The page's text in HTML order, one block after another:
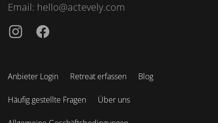
Email: hello@actevely.com
InstagrammFacebook
Anbieter Login Retreat erfassen Blog
Häufig gestellte Fragen Über uns